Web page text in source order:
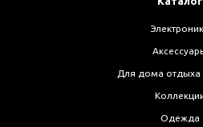
Для дома отдыха
Одежда